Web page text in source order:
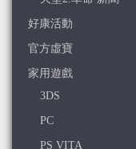
好康活動
官方虛寶
家用遊戲
3DS
PC
PS VITA